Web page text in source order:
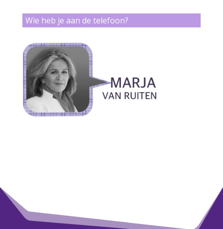
Wie heb je aan de telefoon?